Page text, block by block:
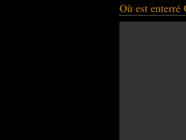
Où est enterré